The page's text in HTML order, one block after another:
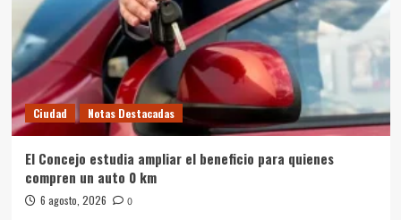
Ciudad Notas Destacadas
El Concejo estudia ampliar el beneficio para quienes
compren un auto 0 km
6 agosto, 2026 0